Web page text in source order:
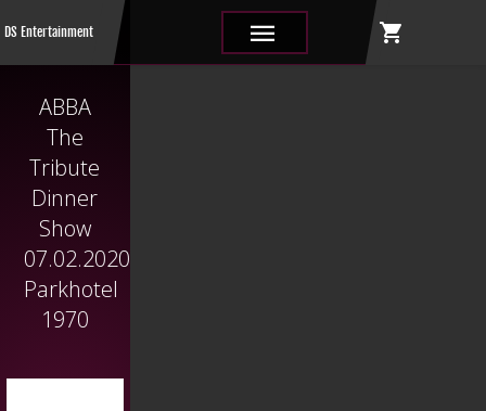
DS Entertainment ||| shopping_cart
ABBA
The
Tribute
Dinner
Show
07.02.2020
Parkhotel
1970